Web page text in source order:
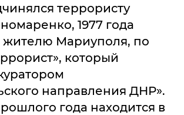
террористу
1977 года
Мариуполя, по
который
направления ДНР».
года находится в